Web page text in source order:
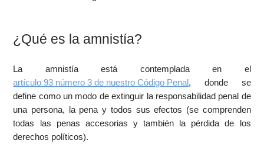
¿Qué es la amnistía?
La amnistía está contemplada en el
artículo 93 número 3 de nuestro Código Penal, donde se
define como un modo de extinguir la responsabilidad penal de
una persona, la pena y todos sus efectos (se comprenden
todas las penas accesorias y también la pérdida de los
derechos políticos).